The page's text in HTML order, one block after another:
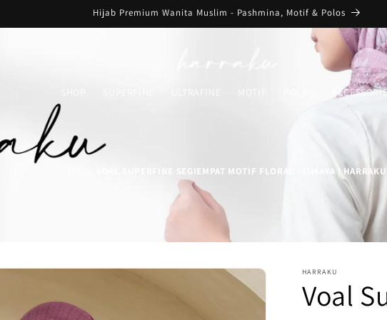
Hijab Premium Wanita Muslim - Pashmina, Motif & Polos
VOAL SUPERFINE SEGIEMPAT MOTIF FLORAL - ISMAYA | HARRAKU
HARRAKU
Voal